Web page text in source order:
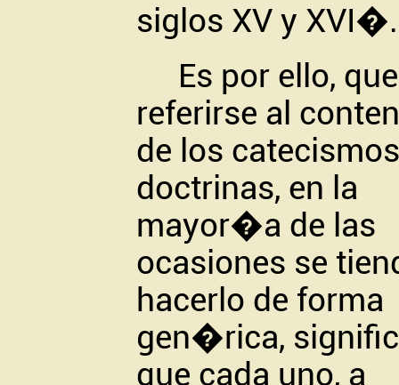
siglos XV y XVI�.
Es por ello, que
referirse al
de los
doctrinas, en la
mayor�a de las
ocasiones se
hacerlo de forma
gen�rica,
que cada uno, a